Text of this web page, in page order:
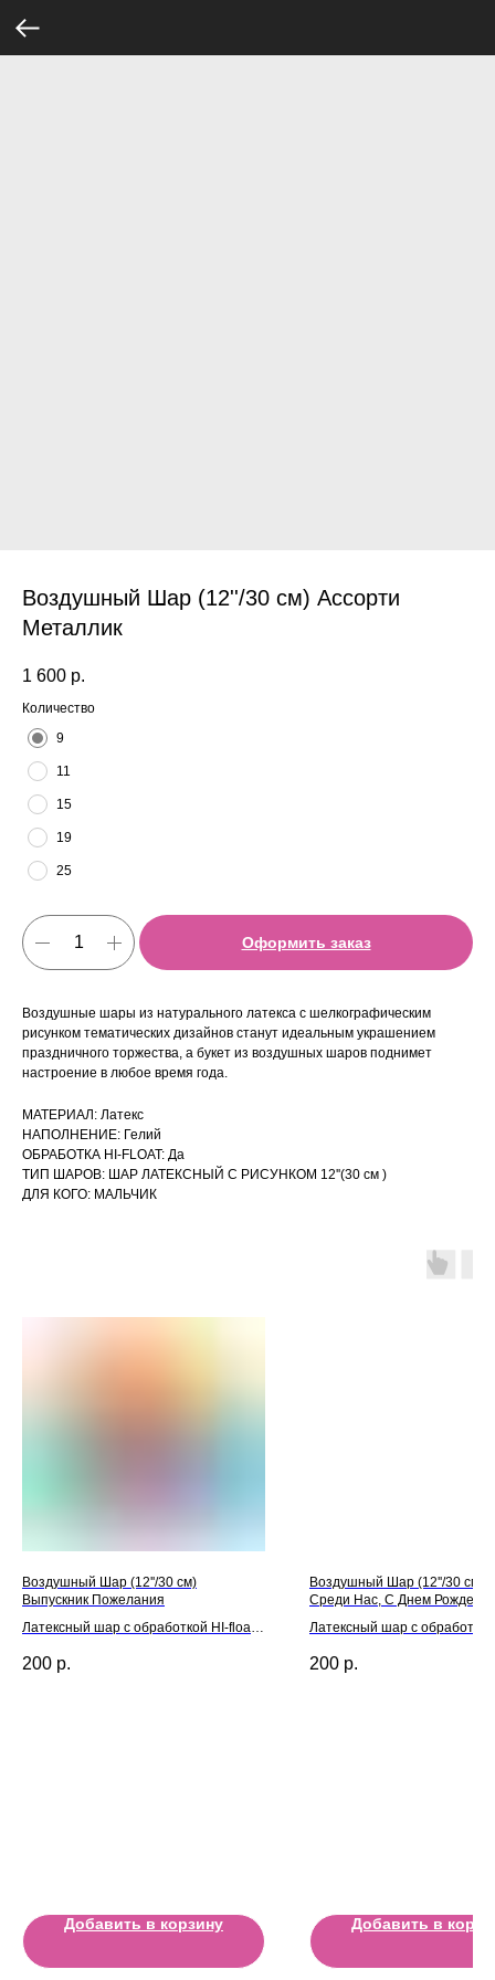
Воздушный Шар (12''/30 см) Ассорти
Металлик
1 600 р.
Количество
9
11
15
19
25
Оформить заказ
Воздушные шары из натурального латекса с шелкографическим
рисунком тематических дизайнов станут идеальным украшением
праздничного торжества, а букет из воздушных шаров поднимет
настроение в любое время года.
МАТЕРИАЛ: Латекс
НАПОЛНЕНИЕ: Гелий
ОБРАБОТКА HI-FLOAT: Да
ТИП ШАРОВ: ШАР ЛАТЕКСНЫЙ С РИСУНКОМ 12''(30 см )
ДЛЯ КОГО: МАЛЬЧИК
Воздушный Шар (12''/30 см)
Выпускник Пожелания
Латексный шар с обработкой HI-float
200 р.
Добавить в корзину
Воздушный Шар (12''/30 см)
Среди Нас, С Днем
Латексный шар с
200 р.
Добавить в